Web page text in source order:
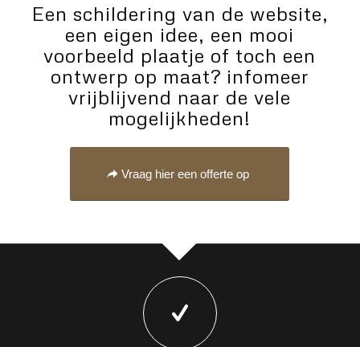
Een schildering van de website,
een eigen idee, een mooi
voorbeeld plaatje of toch een
ontwerp op maat? infomeer
vrijblijvend naar de vele
mogelijkheden!
Vraag hier een offerte op